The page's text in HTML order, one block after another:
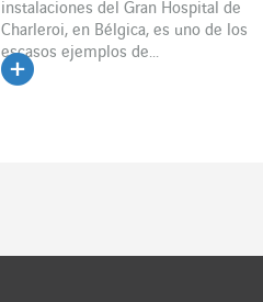
instalaciones del Gran Hospital de
Charleroi, en Bélgica, es uno de los
escasos ejemplos de...